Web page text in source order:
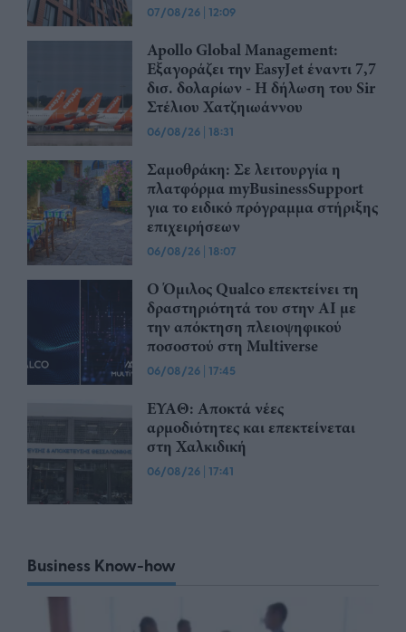
07/08/26 | 12:09
Apollo Global Management:
Εξαγοράζει την EasyJet έναντι 7,7
δισ. δολαρίων - Η δήλωση του Sir
Στέλιου Χατζηιωάννου
06/08/26 | 18:31
Σαμοθράκη: Σε λειτουργία η
πλατφόρμα myBusinessSupport
για το ειδικό πρόγραμμα στήριξης
επιχειρήσεων
06/08/26 | 18:07
Ο Όμιλος Qualco επεκτείνει τη
δραστηριότητά του στην ΑΙ με
την απόκτηση πλειοψηφικού
ποσοστού στη Multiverse
06/08/26 | 17:45
ΕΥΑΘ: Αποκτά νέες
αρμοδιότητες και επεκτείνεται
στη Χαλκιδική
06/08/26 | 17:41
Business Know-how